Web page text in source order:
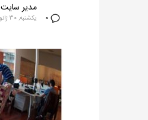
0
مدیر سایت
یکشنبه, 30 ژانویه 2022